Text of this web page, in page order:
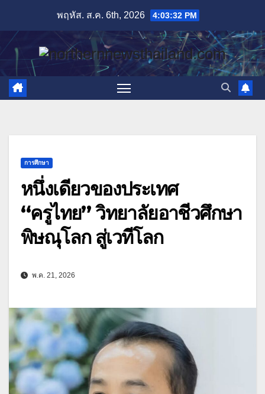
content
พฤหัส. ส.ค. 6th, 2026 4:03:33 PM
การศึกษา
หนึ่งเดียวของประเทศ
“ครูไทย” วิทยาลัยอาชีวศึกษา
พิษณุโลก สู่เวทีโลก
พ.ค. 21, 2026